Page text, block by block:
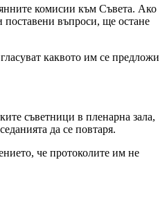
комисии към Съвета. Ако
поставени въпроси, ще остане
каквото им се предложи
съветници в пленарна зала,
да се повтаря.
че протоколите им не